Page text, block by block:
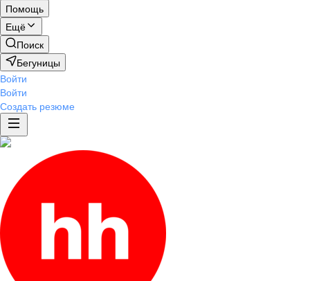
Помощь
Ещё
Поиск
Бегуницы
Войти
Войти
Создать резюме